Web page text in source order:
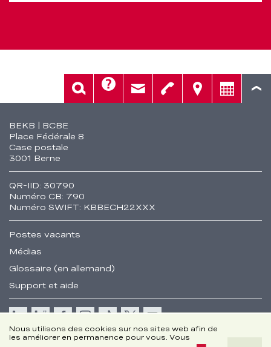
Cookie
Nous utilisons des cookies sur nos sites web afin de
les améliorer en permanence pour vous. Vous
Fusszeile
BEKB | BCBE
Place Fédérale 8
Case postale
3001 Berne
QR-IID: 30790
Numéro CB: 790
Numéro SWIFT: KBBECH22XXX
Postes vacants
Médias
Glossaire (en allemand)
Support et aide